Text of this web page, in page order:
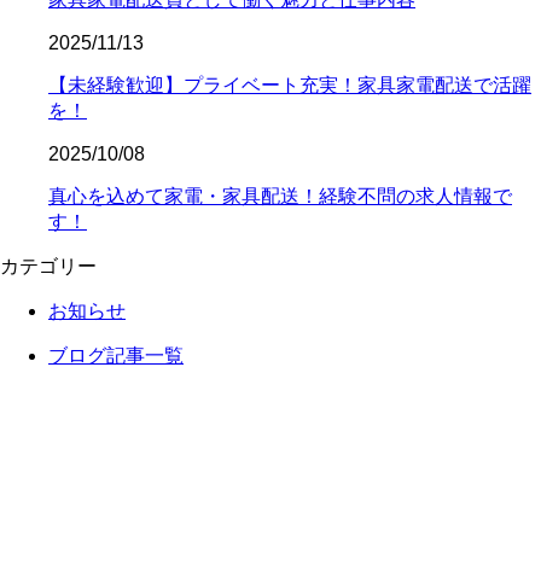
2025/11/13
【未経験歓迎】プライベート充実！家具家電配送で活躍
を！
2025/10/08
真心を込めて家電・家具配送！経験不問の求人情報で
す！
カテゴリー
お知らせ
ブログ記事一覧